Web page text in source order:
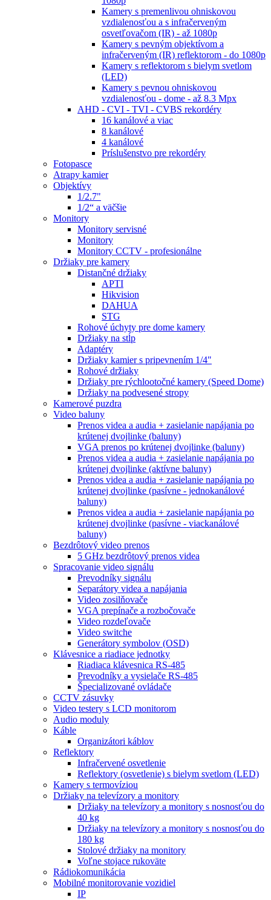
Kamery s premenlivou ohniskovou
vzdialenosťou a s infračerveným
osvetľovačom (IR) - až 1080p
Kamery s pevným objektívom a
infračerveným (IR) reflektorom - do 1080p
Kamery s reflektorom s bielym svetlom
(LED)
Kamery s pevnou ohniskovou
vzdialenosťou - dome - až 8.3 Mpx
AHD - CVI - TVI - CVBS rekordéry
16 kanálové a viac
8 kanálové
4 kanálové
Príslušenstvo pre rekordéry
Fotopasce
Atrapy kamier
Objektívy
1/2.7"
1/2“ a väčšie
Monitory
Monitory servisné
Monitory
Monitory CCTV - profesionálne
Držiaky pre kamery
Distančné držiaky
APTI
Hikvision
DAHUA
STG
Rohové úchyty pre dome kamery
Držiaky na stĺp
Adaptéry
Držiaky kamier s pripevnením 1/4"
Rohové držiaky
Držiaky pre rýchlootočné kamery (Speed Dome)
Držiaky na podvesené stropy
Kamerové puzdra
Video baluny
Prenos videa a audia + zasielanie napájania po
krútenej dvojlinke (baluny)
VGA prenos po krútenej dvojlinke (baluny)
Prenos videa a audia + zasielanie napájania po
krútenej dvojlinke (aktívne baluny)
Prenos videa a audia + zasielanie napájania po
krútenej dvojlinke (pasívne - jednokanálové
baluny)
Prenos videa a audia + zasielanie napájania po
krútenej dvojlinke (pasívne - viackanálové
baluny)
Bezdrôtový video prenos
5 GHz bezdrôtový prenos videa
Spracovanie video signálu
Prevodníky signálu
Separátory videa a napájania
Video zosilňovače
VGA prepínače a rozbočovače
Video rozdeľovače
Video switche
Generátory symbolov (OSD)
Klávesnice a riadiace jednotky
Riadiaca klávesnica RS-485
Prevodníky a vysielače RS-485
Špecializované ovládače
CCTV zásuvky
Video testery s LCD monitorom
Audio moduly
Káble
Organizátori káblov
Reflektory
Infračervené osvetlenie
Reflektory (osvetlenie) s bielym svetlom (LED)
Kamery s termovíziou
Držiaky na televízory a monitory
Držiaky na televízory a monitory s nosnosťou do
40 kg
Držiaky na televízory a monitory s nosnosťou do
180 kg
Stolové držiaky na monitory
Voľne stojace rukoväte
Rádiokomunikácia
Mobilné monitorovanie vozidiel
IP